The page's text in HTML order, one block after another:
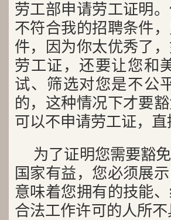
劳工部申请劳工证明
不符合我的招聘条件
件，因为你太优秀了
劳工证，还要让您和
试、筛选对您是不公
的，这种情况下才要
可以不申请劳工证，
为了证明您需要豁
国家有益，您必须展
意味着您拥有的技能
合法工作许可的人所